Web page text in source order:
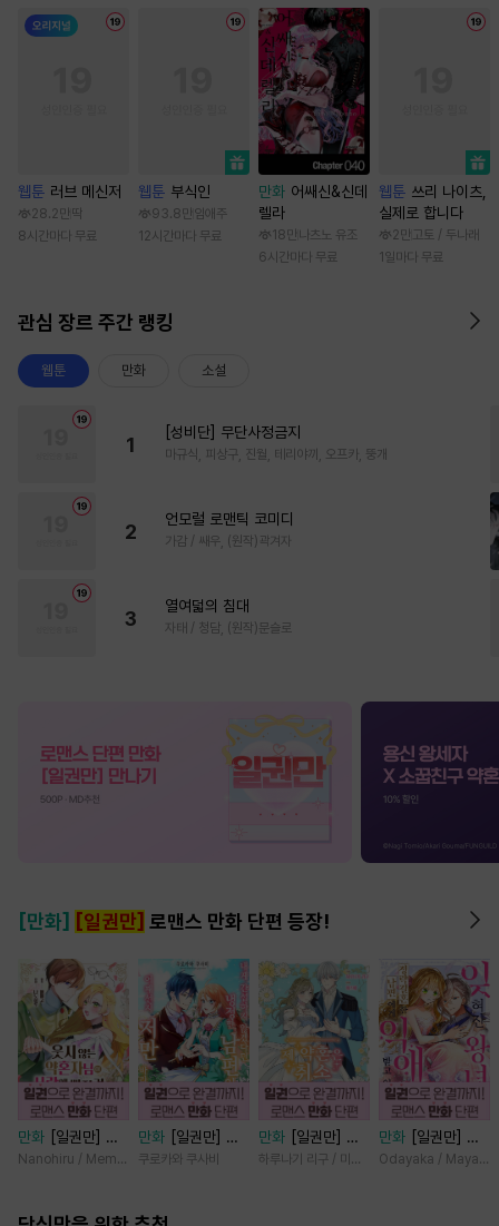
웹툰 러브 메신저
28.2만 딱
8시간마다 무료
웹툰 부식인
93.8만 임애주
12시간마다 무료
만화 어쌔신&신데
렐라
18만 나츠노 유조
6시간마다 무료
웹툰 쓰리 나이츠,
실제로 합니다
2만 고토 / 두나래
1일마다 무료
관심 장르 주간 랭킹
웹툰 만화 소설
1
[성비단] 무단사정금지
마규식, 피상구, 진월, 테리야끼, 오프카, 뚱개
2
언모럴 로맨틱 코미디
가감 / 쌔우, (원작)곽겨자
3
열여덟의 침대
자태 / 청담, (원작)문슬로
[만화] [일권만] 로맨스 만화 단편 등장!
만화
[일권만] 웃
지 않는 약혼자님
습니다 [단행본]
Nanohiru / Memeko
만화
[일권만] 내
게 간섭하지 않겠
바라봅니다 [단행
쿠로카와 쿠사비
만화
[일권만] 제
약혼은 취소되었습
하루나기 리구 / 미즈메
만화
[일권만] 잊
혀진 왕녀지만 정
Odayaka / Maya